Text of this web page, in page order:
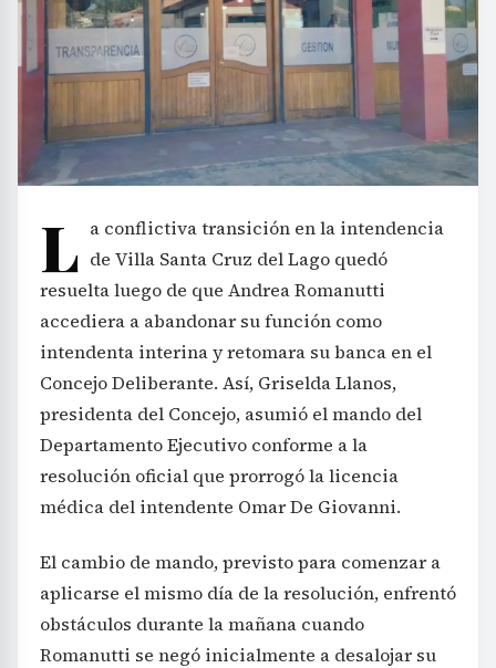
L a conflictiva transición en la intendencia
de Villa Santa Cruz del Lago quedó
resuelta luego de que Andrea Romanutti
accediera a abandonar su función como
intendenta interina y retomara su banca en el
Concejo Deliberante. Así, Griselda Llanos,
presidenta del Concejo, asumió el mando del
Departamento Ejecutivo conforme a la
resolución oficial que prorrogó la licencia
médica del intendente Omar De Giovanni.
El cambio de mando, previsto para comenzar a
aplicarse el mismo día de la resolución, enfrentó
obstáculos durante la mañana cuando
Romanutti se negó inicialmente a desalojar su